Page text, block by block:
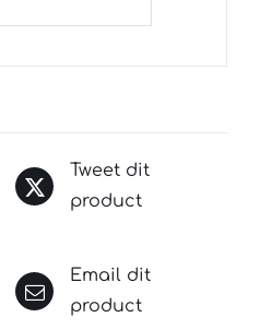
Tweet dit
product
Email dit
product